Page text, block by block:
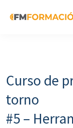
mecánica
Curso de
torno
#5 –